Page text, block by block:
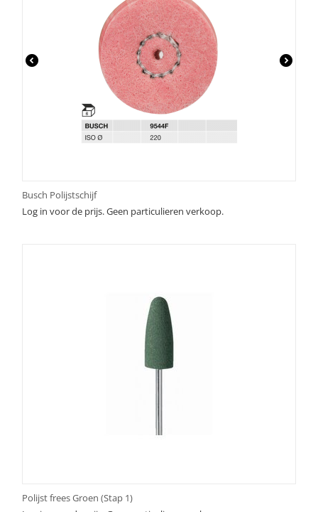
Busch Polijstschijf
Log in voor de prijs. Geen particulieren verkoop.
Polijst frees Groen (Stap 1)